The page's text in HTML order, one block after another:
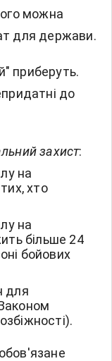
можна
для держави.
приберуть.
до
захист:
на
хто
на
більше 24
бойових
для